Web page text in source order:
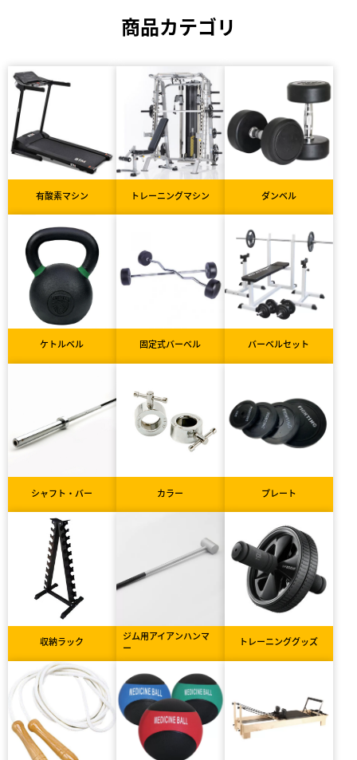
商品カテゴリ
有酸素マシン トレーニングマシン ダンベル
ケトルベル 固定式バーベル バーベルセット
シャフト・バー カラー プレート
収納ラック
ジム用アイアンハンマ
ー
トレーニンググッズ